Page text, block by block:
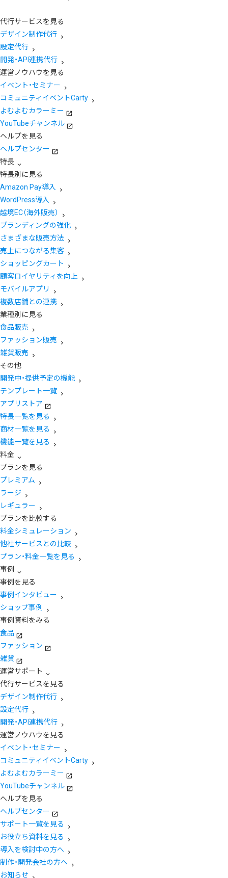
代行サービスを見る
デザイン制作代行
設定代行
開発・API連携代行
運営ノウハウを見る
イベント・セミナー
コミュニティイベントCarty
よむよむカラーミー
YouTubeチャンネル
ヘルプを見る
ヘルプセンター
特長
特長別に見る
Amazon Pay導入
WordPress導入
越境EC（海外販売）
ブランディングの強化
さまざまな販売方法
売上につながる集客
ショッピングカート
顧客ロイヤリティを向上
モバイルアプリ
複数店舗との連携
業種別に見る
食品販売
ファッション販売
雑貨販売
その他
開発中・提供予定の機能
テンプレート一覧
アプリストア
特長一覧を見る
商材一覧を見る
機能一覧を見る
料金
プランを見る
プレミアム
ラージ
レギュラー
プランを比較する
料金シミュレーション
他社サービスとの比較
プラン・料金一覧を見る
事例
事例を見る
事例インタビュー
ショップ事例
事例資料をみる
食品
ファッション
雑貨
運営サポート
代行サービスを見る
デザイン制作代行
設定代行
開発・API連携代行
運営ノウハウを見る
イベント・セミナー
コミュニティイベントCarty
よむよむカラーミー
YouTubeチャンネル
ヘルプを見る
ヘルプセンター
サポート一覧を見る
お役立ち資料を見る
導入を検討中の方へ
制作・開発会社の方へ
お知らせ